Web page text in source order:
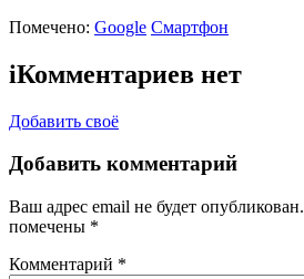
Помечено: Google Смартфон
iКомментариев нет
Добавить своё
Добавить комментарий
Ваш адрес email не будет опубликован.
помечены *
Комментарий *